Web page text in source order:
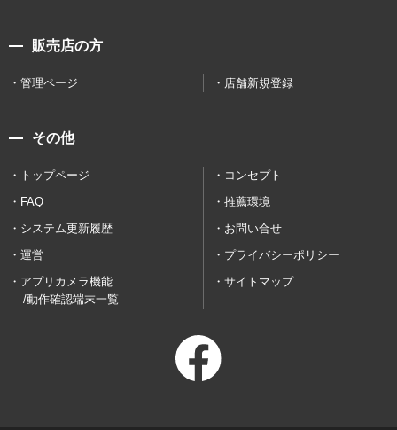
販売店の方
管理ページ 店舗新規登録
その他
トップページ
コンセプト
FAQ
推薦環境
システム更新履歴
お問い合せ
運営
プライバシーポリシー
アプリカメラ機能
/動作確認端末一覧
サイトマップ